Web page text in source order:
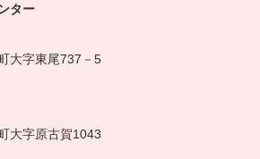
ター
大字東尾737－5
大字原古賀1043